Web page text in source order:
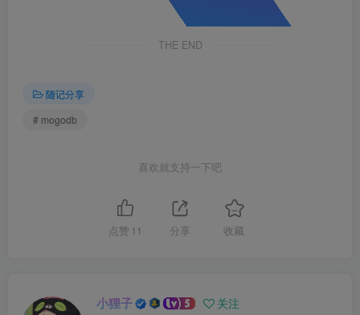
THE END
随记分享
# mogodb
喜欢就支持一下吧
点赞 11 分享 收藏
小狸子 关注